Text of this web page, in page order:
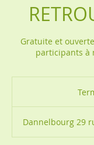
Gratuite et
participants à
Dannelbourg 29